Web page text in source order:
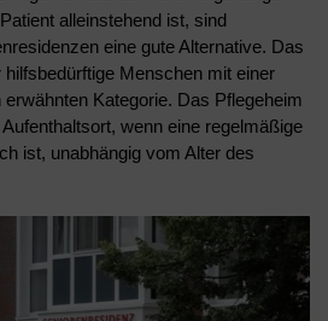
alleinstehend ist, sind
eine gute Alternative. Das
Menschen mit einer
Kategorie. Das Pflegeheim
wenn eine regelmäßige
ist, unabhängig vom Alter des